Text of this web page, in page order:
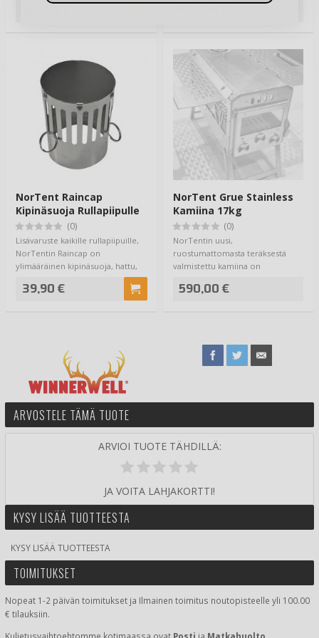
NorTent Raincap
Kipinäsuoja Rullapiipulle
(0)
Lisävaruste kaikille rullapiipuille,
NorTentin Raincap on
ylimääräinen kipinäsuoja, hattu,
39,90 €
NorTent Grue Stainless
Kamiina 17kg
(0)
NorTentin uusi,
ruostumattomasta teräksestä
valmistettu kamiina on
kaikenlai…
590,00 €
ARVOSTELE TÄMÄ TUOTE
ARVIOI TUOTE TÄHDILLÄ:
JA VOITA LAHJAKORTTI!
KYSY LISÄÄ TUOTTEESTA
KYSY LISÄÄ TUOTTEESTA
TOIMITUKSET
Nopeat 1-2 päivän toimitukset ja Ilmainen toimitus noutopisteelle yli 100.00
€ tilauksiin.